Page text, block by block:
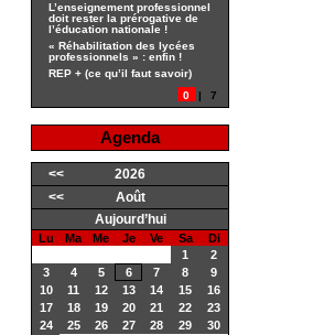
L’enseignement professionnel
doit rester la prérogative de
l’éducation nationale !
« Réhabilitation des lycées
professionnels » : enfin !
REP + (ce qu’il faut savoir)
0
| 7
Agenda
<<
2026
<<
Août
Aujourd’hui
Lu Ma Me Je Ve Sa
Di
1
2
3
4 5 6 7 8
9
10
11 12 13 14 15
16
17
18 19 20 21 22
23
24
25 26 27 28 29
30